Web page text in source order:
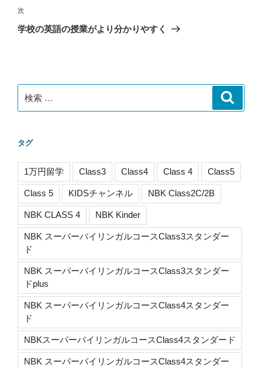
ビ
ゲ
ン
投
稿
次
の
次
学校の英語の授業がより分かりやすく
索:
タグ
1万円留学 Class3 Class4 Class 4 Class5
Class 5 KIDSチャンネル NBK Class2C/2B
NBK CLASS 4 NBK Kinder
NBK スーパーバイリンガルコースClass3スタンダー
ド
NBK スーパーバイリンガルコースClass3スタンダー
ドplus
NBK スーパーバイリンガルコースClass4スタンダー
ド
NBKスーパーバイリンガルコースClass4スタンダード
NBK スーパーバイリンガルコースClass4スタンダー